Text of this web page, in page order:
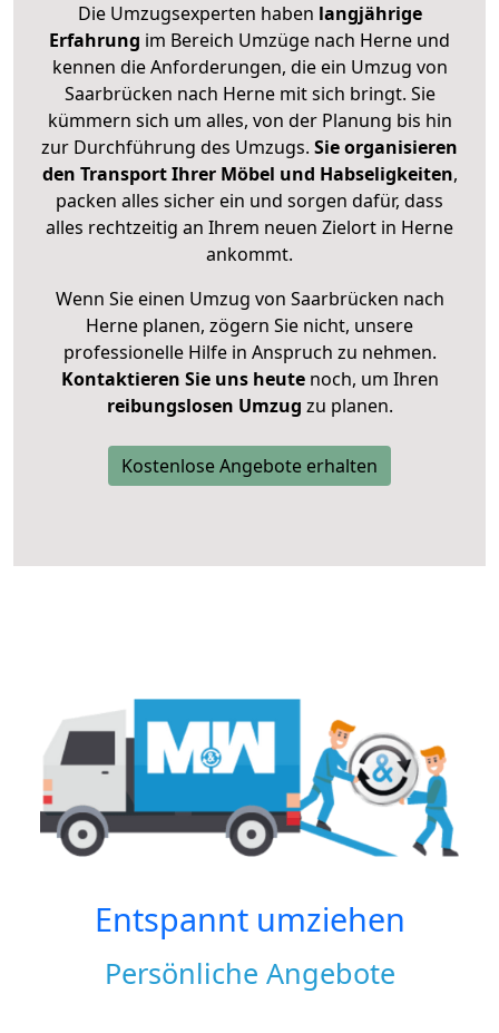
Die Umzugsexperten haben langjährige
Erfahrung im Bereich Umzüge nach Herne und
kennen die Anforderungen, die ein Umzug von
Saarbrücken nach Herne mit sich bringt. Sie
kümmern sich um alles, von der Planung bis hin
zur Durchführung des Umzugs. Sie organisieren
den Transport Ihrer Möbel und Habseligkeiten,
packen alles sicher ein und sorgen dafür, dass
alles rechtzeitig an Ihrem neuen Zielort in Herne
ankommt.
Wenn Sie einen Umzug von Saarbrücken nach
Herne planen, zögern Sie nicht, unsere
professionelle Hilfe in Anspruch zu nehmen.
Kontaktieren Sie uns heutenoch, um Ihren
reibungslosen Umzug zu planen.
Kostenlose Angebote erhalten
Entspannt umziehen
Persönliche Angebote